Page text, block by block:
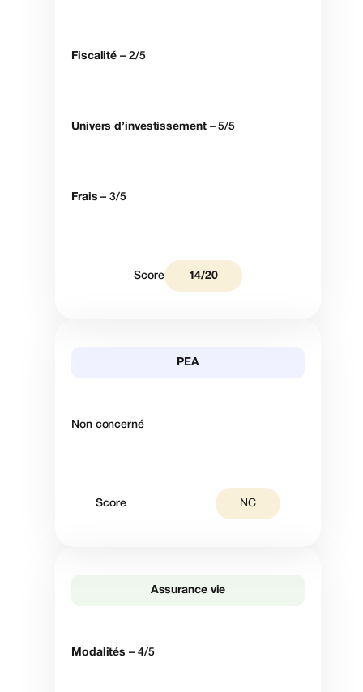
Fiscalité – 2/5
Univers d’investissement– 5/5
Frais – 3/5
Score 14/20
PEA
Non concerné
Score NC
Assurance vie
Modalités – 4/5